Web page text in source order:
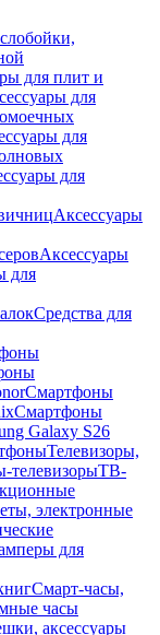
для плит и
для
для
для
Аксессуары
Аксессуары
для
Средства для
Смартфоны
Смартфоны
Galaxy S26
Телевизоры,
телевизорыТВ-
электронные
для
Смарт-часы,
часы
аксессуары